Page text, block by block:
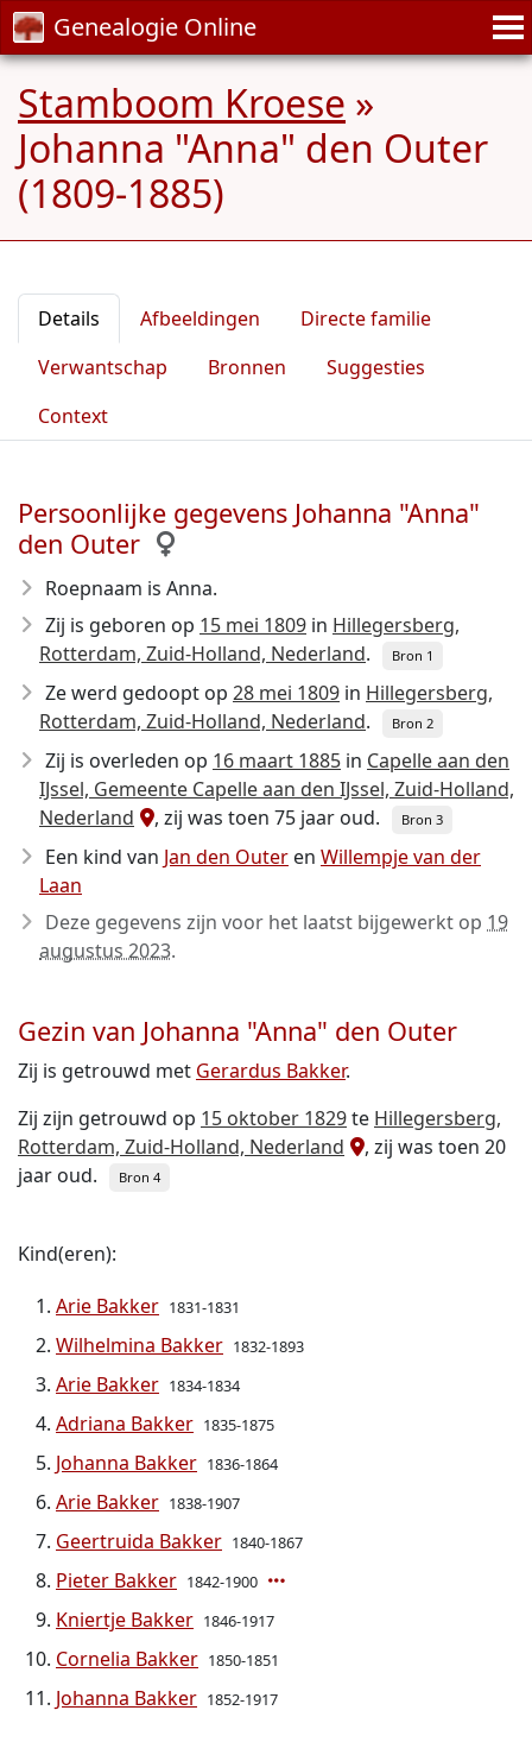
Genealogie Online
Stamboom Kroese »
Johanna "Anna" den Outer
(1809-1885)
Details Afbeeldingen
Directe familie
Verwantschap
Bronnen
Suggesties
Context
Persoonlijke gegevens Johanna "Anna"
den Outer
Roepnaam is Anna.
Zij is geboren op 15 mei 1809 in Hillegersberg,
Rotterdam, Zuid-Holland, Nederland. Bron 1
Ze werd gedoopt op 28 mei 1809 in Hillegersberg,
Rotterdam, Zuid-Holland, Nederland. Bron 2
Zij is overleden op 16 maart 1885 in Capelle aan den
IJssel, Gemeente Capelle aan den IJssel, Zuid-Holland,
Nederland
, zij was toen 75 jaar oud. Bron 3
Een kind van Jan den Outer en Willempje van der
Laan
Deze gegevens zijn voor het laatst bijgewerkt op 19
augustus 2023.
Gezin van Johanna "Anna" den Outer
Zij is getrouwd met Gerardus Bakker.
Zij zijn getrouwd op 15 oktober 1829te Hillegersberg,
Rotterdam, Zuid-Holland, Nederland
, zij was toen 20
jaar oud.
Bron 4
Kind(eren):
Arie Bakker 1831-1831
Wilhelmina Bakker 1832-1893
Arie Bakker 1834-1834
Adriana Bakker 1835-1875
Johanna Bakker 1836-1864
Arie Bakker 1838-1907
Geertruida Bakker 1840-1867
Pieter Bakker 1842-1900
Kniertje Bakker 1846-1917
Cornelia Bakker 1850-1851
Johanna Bakker 1852-1917